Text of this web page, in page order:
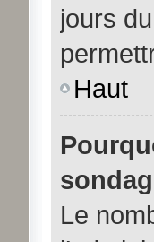
jours
Haut
Le